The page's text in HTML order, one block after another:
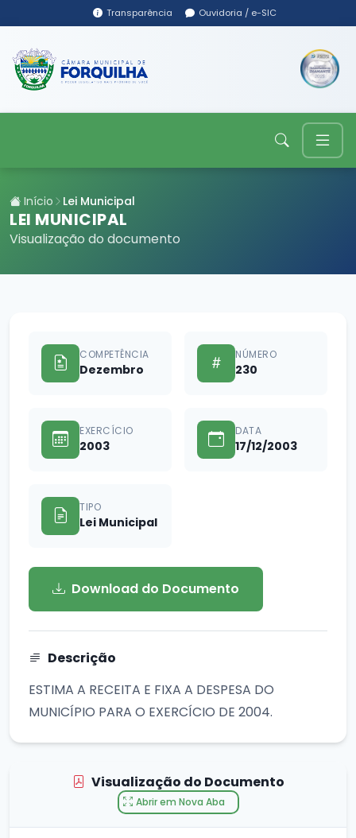
Transparência Ouvidoria / e-SIC
Início Lei Municipal
LEI MUNICIPAL
Visualização do documento
COMPETÊNCIA
Dezembro
NÚMERO
230
EXERCÍCIO
2003
DATA
17/12/2003
TIPO
Lei Municipal
Download do Documento
Descrição
ESTIMA A RECEITA E FIXA A DESPESA DO
MUNICÍPIO PARA O EXERCÍCIO DE 2004.
Visualização do Documento
Abrir em Nova Aba